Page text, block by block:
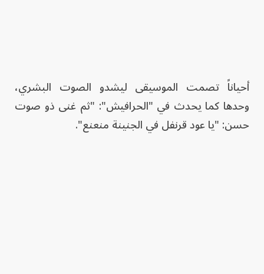
أحياناً تصمت الموسيقى ليشدو الصوت البشري،
وحدها كما يحدث في "الحرافيش": "ثم غنى ذو صوت
حسن: "يا عود قرنفل في الجنينة منعنع".